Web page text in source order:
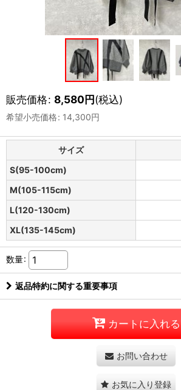
販売価格: 8,580円(税込)
希望小売価格: 14,300円
サイズ
S(95-100cm)
M(105-115cm)
L(120-130cm)
XL(135-145cm)
数量:
返品特約に関する重要事項
カートに入れる
お問い合わせ
お気に入り登録